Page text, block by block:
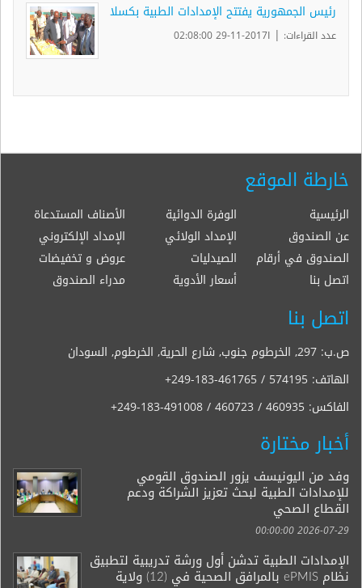
رئيس الجمهورية يفتتح الإمدادات الطبية بكسلا
عدد القراءات: | ا2017-11-29 02:08:00
خارطة الموقع
الرئيسية الوفرة الدوائية
الأصناف المستدعاة
عن الصندوق
الإمداد الولائي
الإمداد الإلكتروني
الصندوق في أرقام
الصيدليات
عروض و تخفيضات
اتصل بنا
أسعار الأدوية مدراء الصندوق
اتصل بنا
ص.ب: 297, الخرطوم جنوب, شارع الحرية, الخرطوم, السودان
الهاتف: +249-183-461765 / 574195
الفاكس: +249-183-491008 / 460723 / 460935
أخبار مختارة
وفد من اليونيسف يزور الصندوق القومي
للإمدادات الطبية لبحث تعزيز الشراكة ودعم
القطاع الصحي
2026-07-29 00:00:00
الإمدادات الطبية تدشن أول ورشة تدريبية لتطبيق
نظام ePMIS بالمرافق الصحية في (12) ولاية